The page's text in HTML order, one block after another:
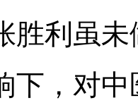
胜利虽
下，对